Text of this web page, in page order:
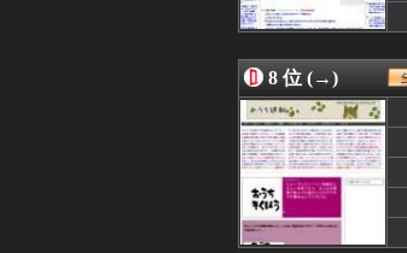
08/07 23:18
08/07 23:18
08/07 23:09
08/07 23:06
08/07 23:03
08/07 23:00
08/07 22:57
08/07 22:57
08/07 22:57
08/07 22:57
08/07 22:47
8 位 (→)